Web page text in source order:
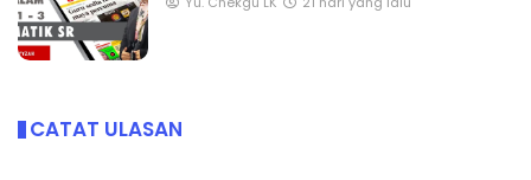
CATAT ULASAN